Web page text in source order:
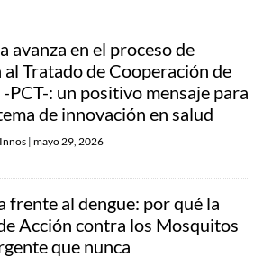
avanza en el proceso de
al Tratado de Cooperación de
PCT-: un positivo mensaje para
de innovación en salud
| mayo 29, 2026
frente al dengue: por qué la
Acción contra los Mosquitos
que nunca